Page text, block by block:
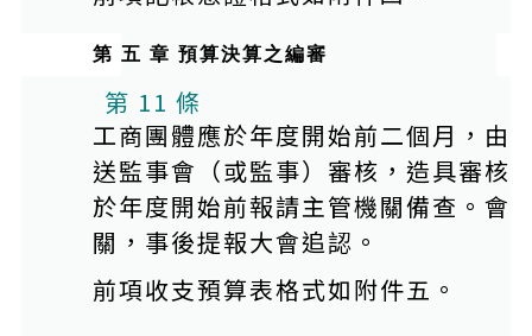
第 五 章 預算決算之編審
本條文有附件
第 11 條
工商團體應於年度開始前二個月，由
送監事會（或監事）審核，造具審核
於年度開始前報請主管機關備查。會
關，事後提報大會追認。
前項收支預算表格式如附件五。